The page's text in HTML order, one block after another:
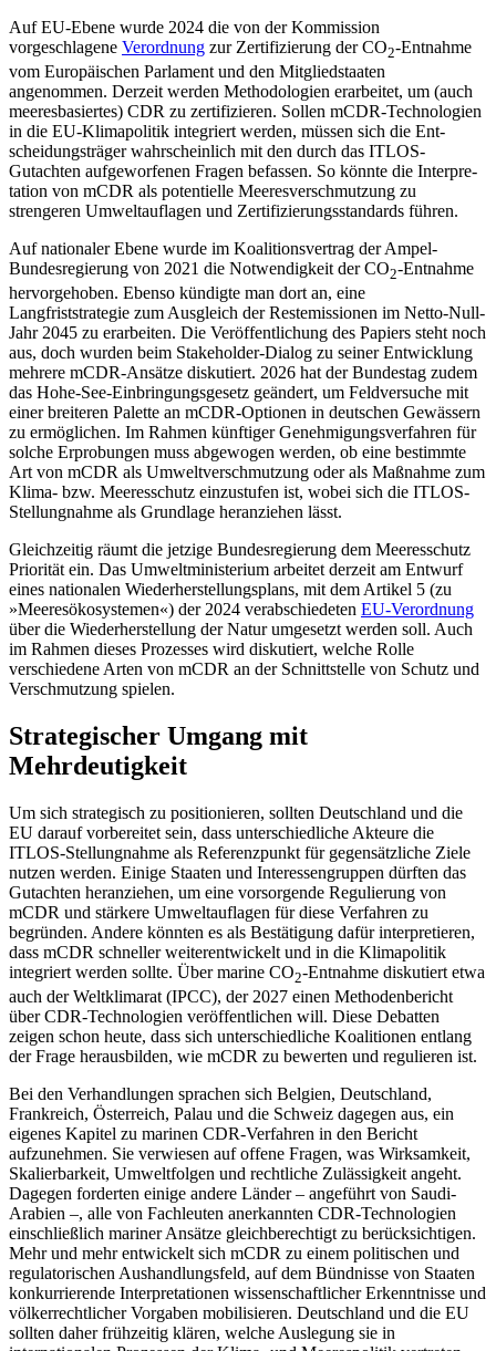
Auf EU-Ebene wurde 2024 die von der Kommission
vorgeschlagene Verordnung zur Zertifizierung der CO2-Entnahme
vom Europäischen Parlament und den Mitgliedstaaten
angenommen. Derzeit werden Methodologien erarbeitet, um (auch
mee­resbasiertes) CDR zu zertifizieren. Sollen mCDR-Technologien
in die EU-Klimapolitik integriert werden, müssen sich die Ent­
scheidungsträger wahrscheinlich mit den durch das ITLOS-
Gutachten aufgeworfenen Fragen befassen. So könnte die Inter­pre­
tation von mCDR als potentielle Meeres­verschmutzung zu
strengeren Umweltauflagen und Zertifizierungsstandards führen.
Auf nationaler Ebene wurde im Koali­tionsvertrag der Ampel-
Bundesregierung von 2021 die Notwendigkeit der CO2-Ent­nahme
hervorgehoben. Ebenso kündigte man dort an, eine
Langfriststrategie zum Ausgleich der Restemissionen im Netto-Null-
Jahr 2045 zu erarbeiten. Die Veröffentlichung des Papiers steht noch
aus, doch wurden beim Stakeholder-Dialog zu seiner Entwicklung
mehrere mCDR-Ansätze disku­tiert. 2026 hat der Bundestag zudem
das Hohe-See-Einbringungsgesetz geändert, um Feldversuche mit
einer breiteren Palette an mCDR-Optionen in deutschen Gewässern
zu ermöglichen. Im Rahmen künftiger Genehmigungsverfahren für
solche Erpro­bungen muss abgewogen werden, ob eine bestimmte
Art von mCDR als Umweltverschmutzung oder als Maßnahme zum
Klima- bzw. Meeresschutz einzustufen ist, wobei sich die ITLOS-
Stellungnahme als Grundlage heranziehen lässt.
Gleichzeitig räumt die jetzige Bundes­regierung dem Meeresschutz
Priorität ein. Das Umweltministerium arbeitet derzeit am Entwurf
eines nationalen Wiederherstellungsplans, mit dem Artikel 5 (zu
»Meeres­ökosystemen«) der 2024 verabschiedeten EU-Verordnung
über die Wiederherstellung der Natur umgesetzt werden soll. Auch
im Rahmen dieses Prozesses wird diskutiert, welche Rolle
verschiedene Arten von mCDR an der Schnittstelle von Schutz und
Ver­schmutzung spielen.
Strategischer Umgang mit
Mehrdeutigkeit
Um sich strategisch zu positionieren, soll­ten Deutschland und die
EU darauf vor­bereitet sein, dass unterschiedliche Akteure die
ITLOS-Stellungnahme als Referenzpunkt für gegensätzliche Ziele
nutzen werden. Einige Staaten und Interessengruppen dürf­ten das
Gutachten heranziehen, um eine vorsorgende Regulierung von
mCDR und stärkere Umweltauflagen für diese Verfah­ren zu
begründen. Andere könnten es als Bestätigung dafür interpretieren,
dass mCDR schneller weiterentwickelt und in die Klimapolitik
integriert werden sollte. Über marine CO2-Entnahme diskutiert etwa
auch der Weltklimarat (IPCC), der 2027 einen Methodenbericht
über CDR-Techno­logien veröffentlichen will. Diese Debatten
zeigen schon heute, dass sich unterschied­liche Koalitionen entlang
der Frage heraus­bilden, wie mCDR zu bewerten und regu­lieren ist.
Bei den Verhandlungen sprachen sich Belgien, Deutschland,
Frankreich, Österreich, Palau und die Schweiz dagegen aus, ein
eigenes Kapitel zu marinen CDR-Verfah­ren in den Bericht
aufzunehmen. Sie ver­wiesen auf offene Fragen, was Wirksamkeit,
Skalierbarkeit, Umweltfolgen und rechtliche Zulässigkeit angeht.
Dagegen forderten einige andere Länder – angeführt von Saudi-
Arabien –, alle von Fach­leuten anerkannten CDR-Technologien
einschließlich mariner Ansätze gleichberechtigt zu berücksichtigen.
Mehr und mehr entwickelt sich mCDR zu einem poli­tischen und
regulatorischen Aushandlungsfeld, auf dem Bündnisse von Staaten
kon­kurrierende Interpretationen wissenschaftlicher Erkenntnisse und
völkerrechtlicher Vorgaben mobilisieren. Deutschland und die EU
sollten daher frühzeitig klären, welche Auslegung sie in